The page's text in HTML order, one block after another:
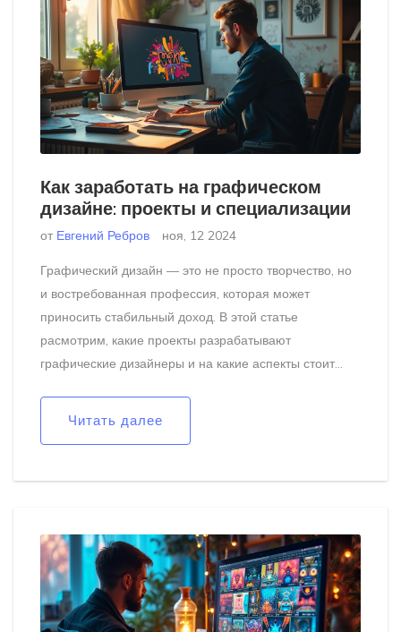
Как заработать на графическом
дизайне: проекты и специализации
от Евгений Ребров ноя, 12 2024
Графический дизайн — это не просто творчество, но
и востребованная профессия, которая может
приносить стабильный доход. В этой статье
расмотрим, какие проекты разрабатывают
графические дизайнеры и на какие аспекты стоит
интерфейсов и анимации — профессия
какие навыки нужно развивать и как находить
Читать далее